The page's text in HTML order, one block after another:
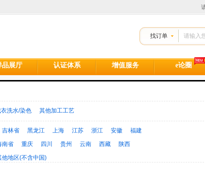
找订单
品展厅 认证体系 增值服务 e论圈
衣洗水/染色 其他加工工艺
吉林省 黑龙江 上海 江苏 浙江 安徽
福建
南省 重庆 四川 贵州 云南 西藏
陕西
他地区(不含中国)